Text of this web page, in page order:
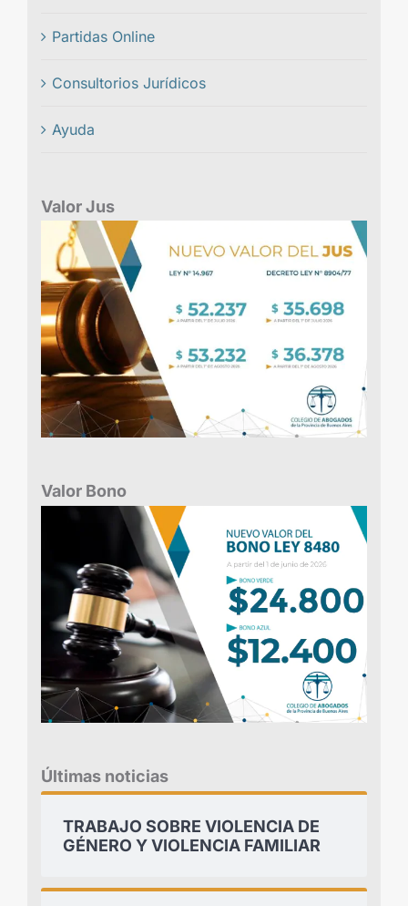
Partidas Online
Consultorios Jurídicos
Ayuda
Valor Jus
Valor Bono
Últimas noticias
TRABAJO SOBRE VIOLENCIA DE
GÉNERO Y VIOLENCIA FAMILIAR